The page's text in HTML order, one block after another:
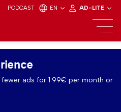
PODCAST EN AD-LITE
ads for 1.99€ per month or